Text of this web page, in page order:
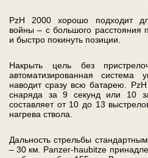
PzH 2000 хорошо подходит
войны – с большого расстояния
и быстро покинуть позиции.
Накрыть цель без
автоматизированная система
наводит сразу всю батарею.
снаряда за 9 секунд или 10
составляет от 10 до 13
нагрева ствола.
Дальность стрельбы
– 30 км. Panzer-haubitze